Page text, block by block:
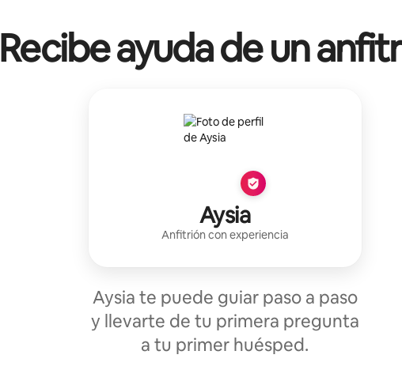
Recibe ayuda de un
Aysia
Anfitrión con experiencia
Aysia te puede guiar paso a paso
y llevarte de tu primera pregunta
a tu primer huésped.